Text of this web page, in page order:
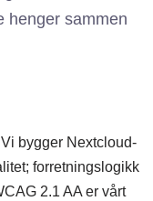
henger sammen
bygger Nextcloud-
forretningslogikk
2.1 AA er vårt